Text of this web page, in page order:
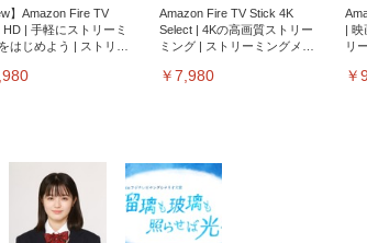
】Amazon Fire TV
HD | 手軽にストリーミ
はじめよう | ストリー
Amazon Fire TV Stick 4K
Select | 4Kの高画質ストリー
ミング | ストリーミングメデ
￥7,980
| 映
リ
￥